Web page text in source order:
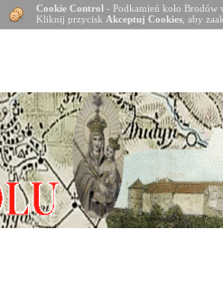
Cookie Control - Podkamień koło
Kliknij przycisk Akceptuj Cookies , aby